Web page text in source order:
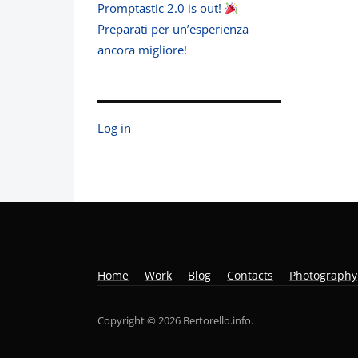
Promptastic 2.0 is out!
Preparati per un’esperienza
ancora migliore!
Log in
Home Work Blog Contacts Photography
Copyright © 2026 Bertorello.info.